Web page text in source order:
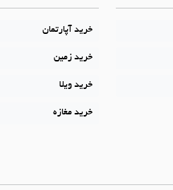
خرید آپارتمان
خرید زمین
خرید ویلا
خرید مغازه